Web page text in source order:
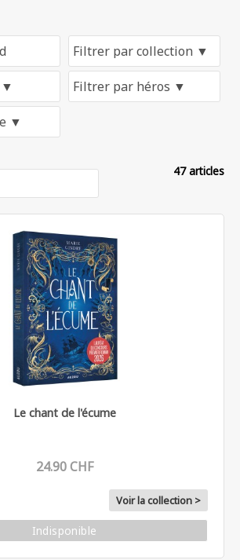
47 articles
Le chant de l'écume
24.90 CHF
Voir la collection >
Indisponible